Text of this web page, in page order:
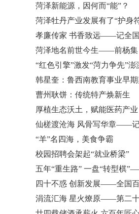
菏泽新能源，因何而“能”？
菏泽牡丹产业发展有了“护身
孝廉传家 书香致远——记全国
菏泽地名前世今生——前杨集
“红色引擎”激发“菏力争先”
韩星奎：鲁西南教育事业早期
曹州耿饼：传统特产焕新生
厚植生态沃土，赋能医药产业
仙槎渡沧海 风骨写华章——
“羊”名四海，美食争霸
校园招聘会架起“就业桥梁”
五年“重生路” 一盘“转型棋
四十不惑 创新发展——全国
涓流汇海 星火燎原——第二